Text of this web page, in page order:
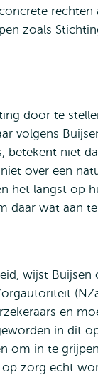
rechten
zoals
door te
volgens
betekent niet
over een
het langst op
daar wat aan te
wijst Buijsen
en
in dit
om in te
zorg echt